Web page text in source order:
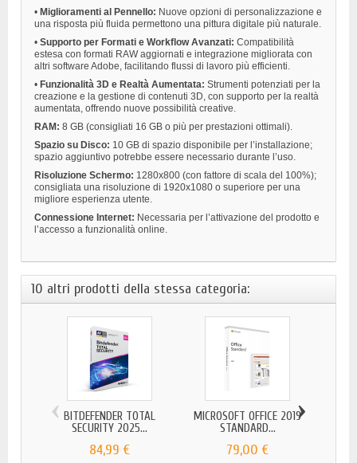
• Miglioramenti al Pennello: Nuove opzioni di personalizzazione e
una risposta più fluida permettono una pittura digitale più naturale.
• Supporto per Formati e Workflow Avanzati: Compatibilità
estesa con formati RAW aggiornati e integrazione migliorata con
altri software Adobe, facilitando flussi di lavoro più efficienti.
• Funzionalità 3D e Realtà Aumentata: Strumenti potenziati per la
creazione e la gestione di contenuti 3D, con supporto per la realtà
aumentata, offrendo nuove possibilità creative.
RAM: 8 GB (consigliati 16 GB o più per prestazioni ottimali).
Spazio su Disco: 10 GB di spazio disponibile per l’installazione;
spazio aggiuntivo potrebbe essere necessario durante l’uso.
Risoluzione Schermo: 1280x800 (con fattore di scala del 100%);
consigliata una risoluzione di 1920x1080 o superiore per una
migliore esperienza utente.
Connessione Internet: Necessaria per l’attivazione del prodotto e
l’accesso a funzionalità online.
10 altri prodotti della stessa categoria:
BITDEFENDER TOTAL
SECURITY 2025...
84,99 €
MICROSOFT OFFICE 2019
STANDARD...
79,00 €
‹ ›